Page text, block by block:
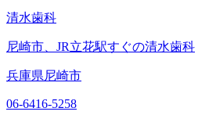
清水歯科
尼崎市、JR立花駅すぐの清水歯科
兵庫県尼崎市
06-6416-5258